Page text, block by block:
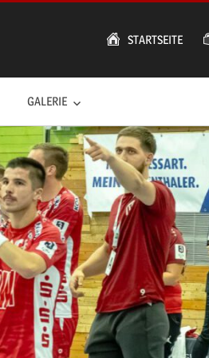
STARTSEITE
GALERIE